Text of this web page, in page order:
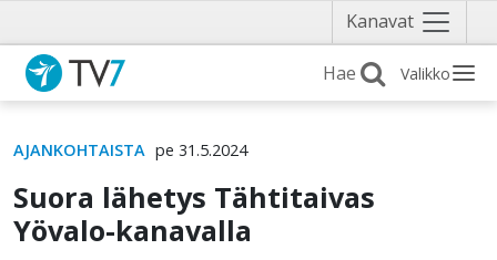
Kanavat Näytä
valikko
Valikko
AJANKOHTAISTA pe 31.5.2024
Suora lähetys Tähtitaivas
Yövalo-kanavalla